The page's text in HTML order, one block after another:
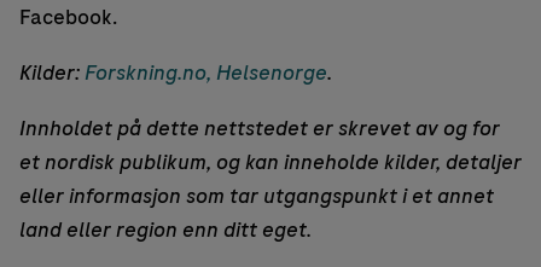
Facebook.
Kilder: Forskning.no, Helsenorge.
Innholdet på dette nettstedet er skrevet av og for
et nordisk publikum, og kan inneholde kilder, detaljer
eller informasjon som tar utgangspunkt i et annet
land eller region enn ditt eget.